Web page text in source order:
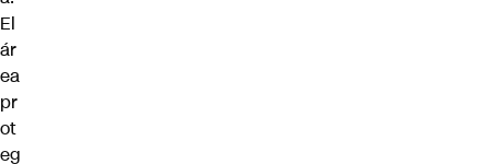
El
ár
ea
pr
ot
eg